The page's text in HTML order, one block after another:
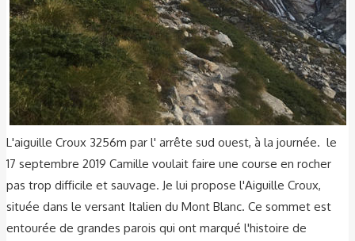
L'aiguille Croux 3256m par l' arrête sud ouest, à la journée. le
17 septembre 2019 Camille voulait faire une course en rocher
pas trop difficile et sauvage. Je lui propose l'Aiguille Croux,
située dans le versant Italien du Mont Blanc. Ce sommet est
entourée de grandes parois qui ont marqué l'histoire de